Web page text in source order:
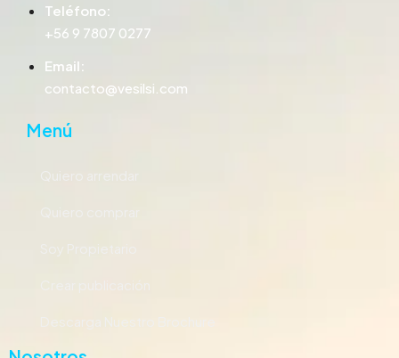
Teléfono:
+56 9 7807 0277
Email:
contacto@vesilsi.com
Menú
Quiero arrendar
Quiero comprar
Soy Propietario
Crear publicación
Descarga Nuestro Brochure